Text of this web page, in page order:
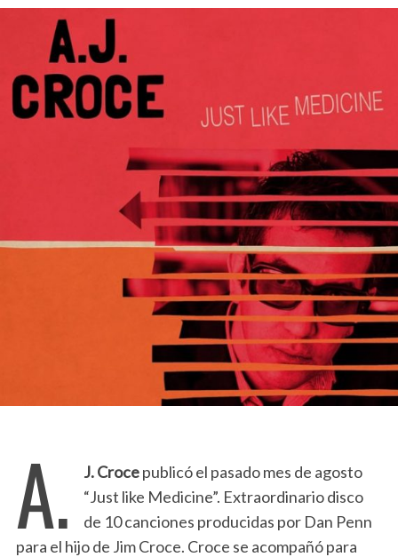
A. J. Crocepublicó el pasado mes de agosto
“Just like Medicine”. Extraordinario disco
de 10 canciones producidas por Dan Penn
para el hijo de Jim Croce. Croce se acompañó para